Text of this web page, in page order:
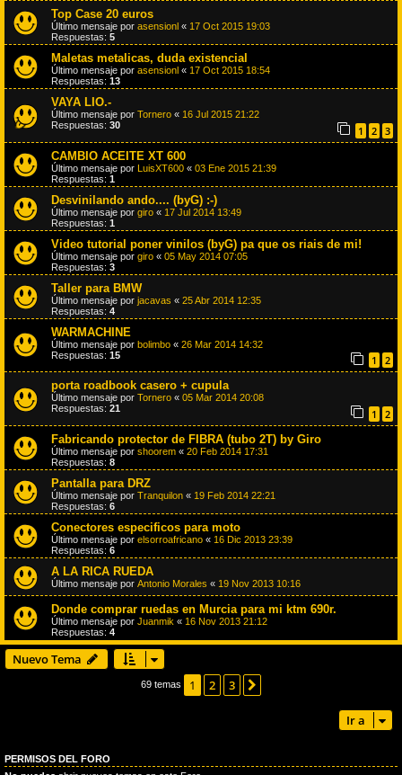
Top Case 20 euros
Último mensaje por asensionl « 17 Oct 2015 19:03
Respuestas: 5
Maletas metalicas, duda existencial
Último mensaje por asensionl « 17 Oct 2015 18:54
Respuestas: 13
VAYA LIO.-
Último mensaje por Tornero « 16 Jul 2015 21:22
Respuestas: 30 1 2 3
CAMBIO ACEITE XT 600
Último mensaje por LuisXT600 « 03 Ene 2015 21:39
Respuestas: 1
Desvinilando ando.... (byG) :-)
Último mensaje por giro « 17 Jul 2014 13:49
Respuestas: 1
Video tutorial poner vinilos (byG) pa que os riais de mi!
Último mensaje por giro « 05 May 2014 07:05
Respuestas: 3
Taller para BMW
Último mensaje por jacavas « 25 Abr 2014 12:35
Respuestas: 4
WARMACHINE
Último mensaje por bolimbo « 26 Mar 2014 14:32
Respuestas: 15 1
2
porta roadbook casero + cupula
Último mensaje por Tornero « 05 Mar 2014 20:08
Respuestas: 21 1
2
Fabricando protector de FIBRA (tubo 2T) by Giro
Último mensaje por shoorem « 20 Feb 2014 17:31
Respuestas: 8
Pantalla para DRZ
Último mensaje por Tranquilon « 19 Feb 2014 22:21
Respuestas: 6
Conectores especificos para moto
Último mensaje por elsorroafricano « 16 Dic 2013 23:39
Respuestas: 6
A LA RICA RUEDA
Último mensaje por Antonio Morales « 19 Nov 2013 10:16
Donde comprar ruedas en Murcia para mi ktm 690r.
Último mensaje por Juanmik « 16 Nov 2013 21:12
Respuestas: 4
Nuevo Tema
69 temas 1 2 3
Ir a
PERMISOS DEL FORO